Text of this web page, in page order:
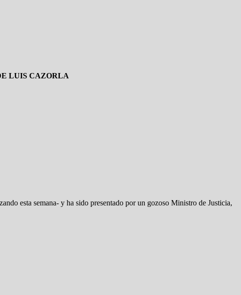
LUIS CAZORLA
esta semana- y ha sido presentado por un gozoso Ministro de Justicia,